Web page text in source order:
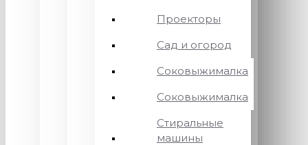
Проекторы
Сад и огород
Соковыжималка
Соковыжималка
Стиральные
машины